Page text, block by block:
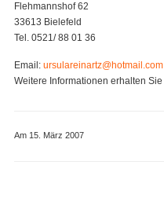
Flehmannshof 62
33613 Bielefeld
Tel. 0521/ 88 01 36
Email: ursulareinartz@hotmail.com
Weitere Informationen erhalten Sie
Am 15. März 2007